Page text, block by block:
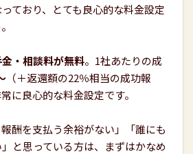
ており、とても良心的な料金設定
・相談料が無料。1社あたりの成
（＋返還額の22％相当の成功報
に良心的な料金設定です。
報酬を支払う余裕がない」「誰にも
と思っている方は、まずはかなめ